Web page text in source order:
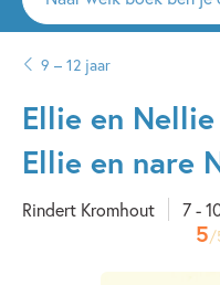
naar
auteurs
uitgevers
9 – 12 jaar
Ellie en
Ellie en nare
Rindert Kromhout 7 -
5/